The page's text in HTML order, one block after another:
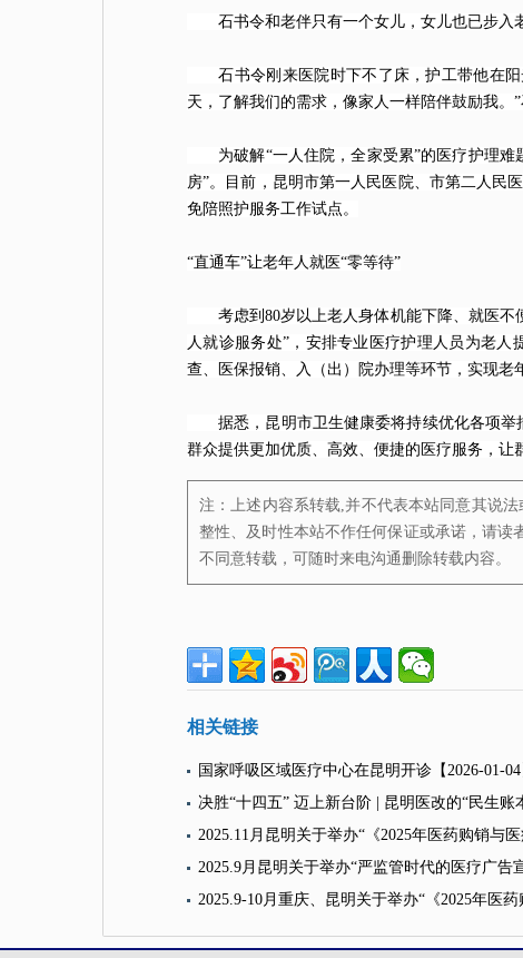
石书令和老伴只有一个女儿，女儿也已步入老
石书令刚来医院时下不了床，护工带他在阳
天，了解我们的需求，像家人一样陪伴鼓励我。”
为破解“一人住院，全家受累”的医疗护理难
房”。目前，昆明市第一人民医院、市第二人民
免陪照护服务工作试点。
“直通车”让老年人就医“零等待”
考虑到80岁以上老人身体机能下降、就医不
人就诊服务处”，安排专业医疗护理人员为老
查、医保报销、入（出）院办理等环节，实现老
据悉，昆明市卫生健康委将持续优化各项举措
群众提供更加优质、高效、便捷的医疗服务，让
注：上述内容系转载,并不代表本站同意其说
整性、及时性本站不作任何保证或承诺，请
不同意转载，可随时来电沟通删除转载内容。
相关链接
国家呼吸区域医疗中心在昆明开诊 【2026-01-04
决胜“十四五” 迈上新台阶 | 昆明医改的“民生账
2025.11月昆明关于举办“《2025年医药购销与
2025.9月昆明关于举办“严监管时代的医疗广
2025.9-10月重庆、昆明关于举办“《2025年医